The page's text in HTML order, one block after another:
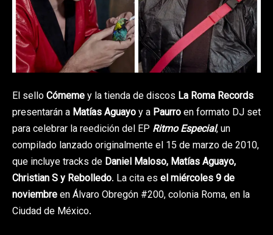
El selloCómemey la tienda de discos La Roma Records
presentarán a Matías Aguayoy a Paurroen formato DJ set
para celebrar la reedición del EP Ritmo Especial, un
compilado lanzado originalmente el 15 de marzo de 2010,
que incluye tracks de Daniel Maloso, Matías Aguayo,
Christian S y Rebolledo. La cita es el miércoles 9 de
noviembreen Álvaro Obregón #200, colonia Roma, en la
Ciudad de México.